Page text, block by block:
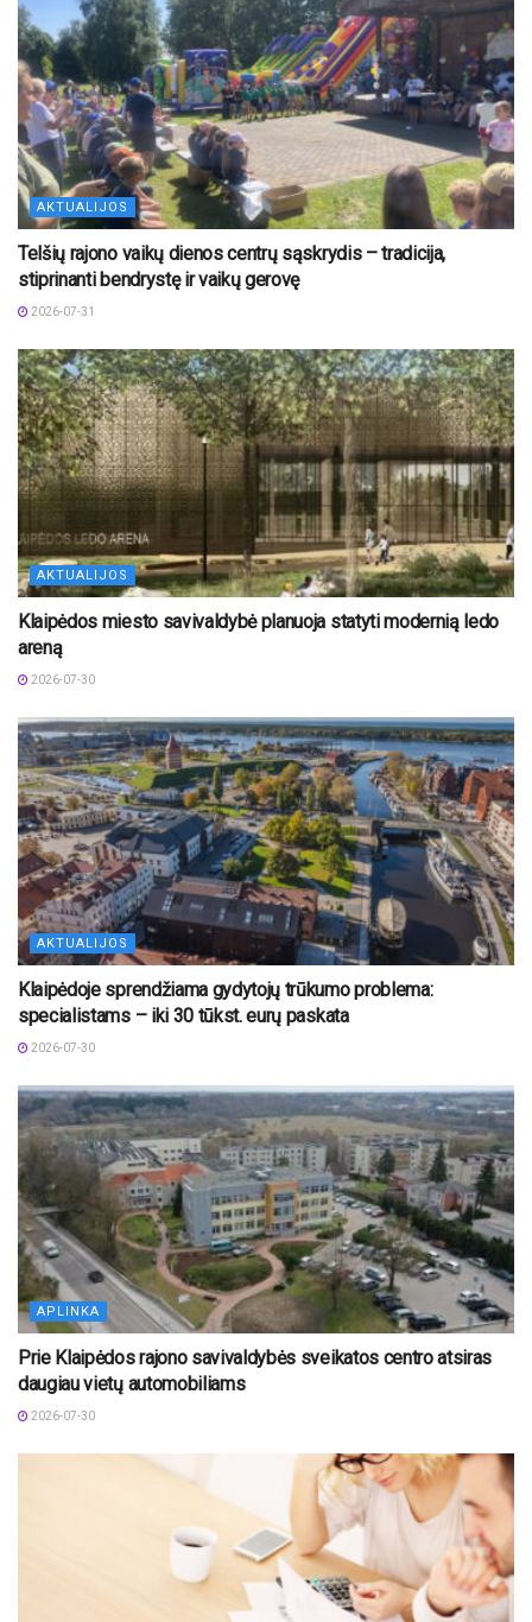
AKTUALIJOS
Telšių rajono vaikų dienos centrų sąskrydis – tradicija,
stiprinanti bendrystę ir vaikų gerovę
2026-07-31
AKTUALIJOS
Klaipėdos miesto savivaldybė planuoja statyti modernią ledo
areną
2026-07-30
AKTUALIJOS
Klaipėdoje sprendžiama gydytojų trūkumo problema:
specialistams – iki 30 tūkst. eurų paskata
2026-07-30
APLINKA
Prie Klaipėdos rajono savivaldybės sveikatos centro atsiras
daugiau vietų automobiliams
2026-07-30